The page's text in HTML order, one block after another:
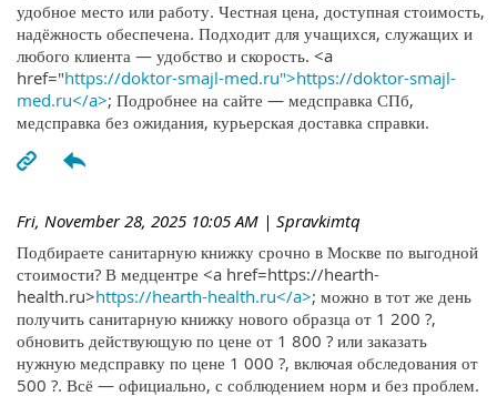
удобное место или работу. Честная цена, доступная стоимость,
надёжность обеспечена. Подходит для учащихся, служащих и
любого клиента — удобство и скорость. <a
href="https://doktor-smajl-med.ru">https://doktor-smajl-
med.ru</a>; Подробнее на сайте — медсправка СПб,
медсправка без ожидания, курьерская доставка справки.
Fri, November 28, 2025 10:05 AM | Spravkimtq
Подбираете санитарную книжку срочно в Москве по выгодной
стоимости? В медцентре <a href=https://hearth-
health.ru>https://hearth-health.ru</a>; можно в тот же день
получить санитарную книжку нового образца от 1 200 ?,
обновить действующую по цене от 1 800 ? или заказать
нужную медсправку по цене 1 000 ?, включая обследования от
500 ?. Всё — официально, с соблюдением норм и без проблем.